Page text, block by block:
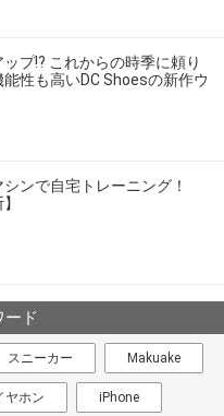
プ!? これからの時季に頼り
性も高いDC Shoesの新作ウ
ンで自宅トレーニング！
ード
スニーカー Makuake
ヤホン iPhone